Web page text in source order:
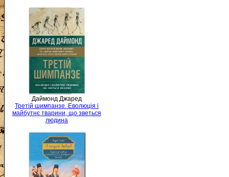
Даймонд Джаред
Третій шимпанзе. Еволюція і
майбутнє тварини, що зветься
людина